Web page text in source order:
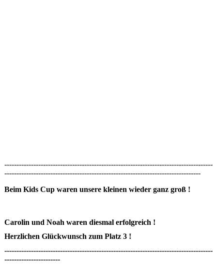
--------------------------------------------------------------------------------------
---------------------------------------------------------------------------------
Beim Kids Cup waren unsere kleinen wieder ganz groß !
Carolin und Noah waren diesmal erfolgreich !
Herzlichen Glückwunsch zum Platz 3 !
--------------------------------------------------------------------------------------
-----------------------